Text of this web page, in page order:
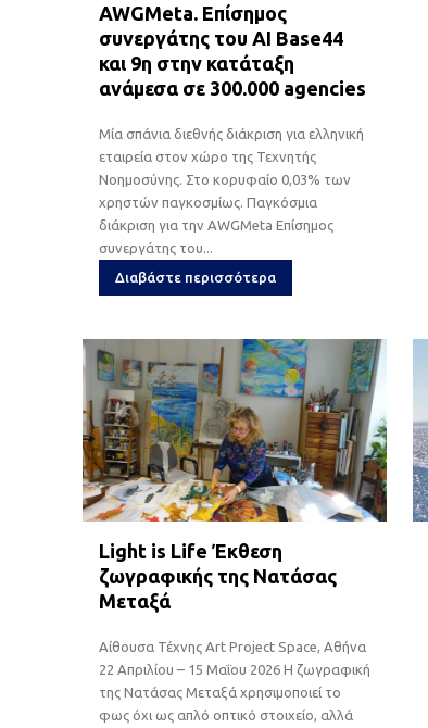
AWGMeta. Επίσημος
συνεργάτης του AI Base44
και 9η στην κατάταξη
ανάμεσα σε 300.000 agencies
Μία σπάνια διεθνής διάκριση για ελληνική
εταιρεία στον χώρο της Τεχνητής
Νοημοσύνης. Στο κορυφαίο 0,03% των
χρηστών παγκοσμίως. Παγκόσμια
διάκριση για την AWGMeta Επίσημος
συνεργάτης του...
Διαβάστε περισσότερα
Light is Life Έκθεση
ζωγραφικής της Νατάσας
Μεταξά
Αίθουσα Τέχνης Art Project Space, Αθήνα
22 Απριλίου – 15 Μαΐου 2026 Η ζωγραφική
της Νατάσας Μεταξά χρησιμοποιεί το
φως όχι ως απλό οπτικό στοιχείο, αλλά